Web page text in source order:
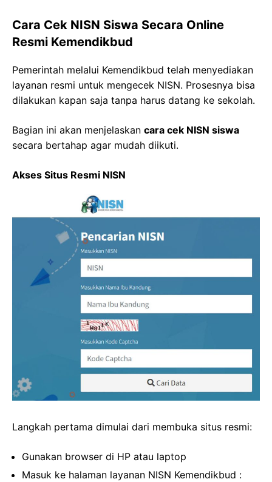
Cara Cek NISN Siswa Secara Online
Resmi Kemendikbud
Pemerintah melalui Kemendikbud telah menyediakan
layanan resmi untuk mengecek NISN. Prosesnya bisa
dilakukan kapan saja tanpa harus datang ke sekolah.
Bagian ini akan menjelaskan cara cek NISN siswa
secara bertahap agar mudah diikuti.
Akses Situs Resmi NISN
Langkah pertama dimulai dari membuka situs resmi:
Gunakan browser di HP atau laptop
Masuk ke halaman layanan NISN Kemendikbud :